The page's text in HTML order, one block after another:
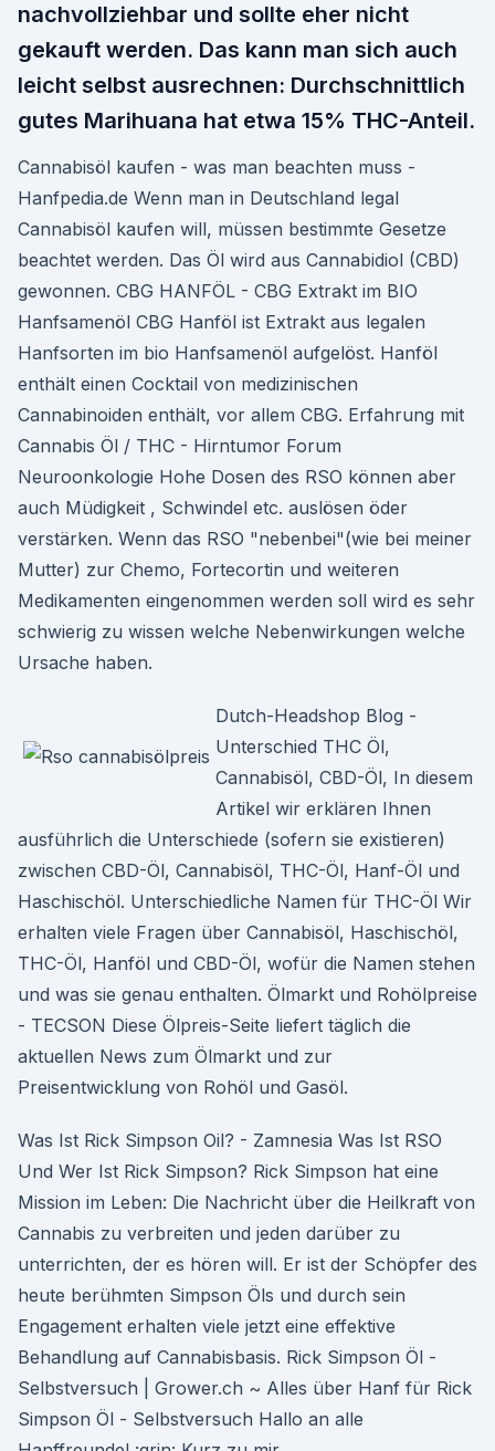
nachvollziehbar und sollte eher nicht
gekauft werden. Das kann man sich auch
leicht selbst ausrechnen: Durchschnittlich
gutes Marihuana hat etwa 15% THC-Anteil.
Cannabisöl kaufen - was man beachten muss -
Hanfpedia.de Wenn man in Deutschland legal
Cannabisöl kaufen will, müssen bestimmte Gesetze
beachtet werden. Das Öl wird aus Cannabidiol (CBD)
gewonnen. CBG HANFÖL - CBG Extrakt im BIO
Hanfsamenöl CBG Hanföl ist Extrakt aus legalen
Hanfsorten im bio Hanfsamenöl aufgelöst. Hanföl
enthält einen Cocktail von medizinischen
Cannabinoiden enthält, vor allem CBG. Erfahrung mit
Cannabis Öl / THC - Hirntumor Forum
Neuroonkologie Hohe Dosen des RSO können aber
auch Müdigkeit , Schwindel etc. auslösen öder
verstärken. Wenn das RSO "nebenbei"(wie bei meiner
Mutter) zur Chemo, Fortecortin und weiteren
Medikamenten eingenommen werden soll wird es sehr
schwierig zu wissen welche Nebenwirkungen welche
Ursache haben.
Dutch-Headshop Blog -
Unterschied THC Öl,
Cannabisöl, CBD-Öl, In diesem
Artikel wir erklären Ihnen
ausführlich die Unterschiede (sofern sie existieren)
zwischen CBD-Öl, Cannabisöl, THC-Öl, Hanf-Öl und
Haschischöl. Unterschiedliche Namen für THC-Öl Wir
erhalten viele Fragen über Cannabisöl, Haschischöl,
THC-Öl, Hanföl und CBD-Öl, wofür die Namen stehen
und was sie genau enthalten. Ölmarkt und Rohölpreise
- TECSON Diese Ölpreis-Seite liefert täglich die
aktuellen News zum Ölmarkt und zur
Preisentwicklung von Rohöl und Gasöl.
Was Ist Rick Simpson Oil? - Zamnesia Was Ist RSO
Und Wer Ist Rick Simpson? Rick Simpson hat eine
Mission im Leben: Die Nachricht über die Heilkraft von
Cannabis zu verbreiten und jeden darüber zu
unterrichten, der es hören will. Er ist der Schöpfer des
heute berühmten Simpson Öls und durch sein
Engagement erhalten viele jetzt eine effektive
Behandlung auf Cannabisbasis. Rick Simpson Öl -
Selbstversuch | Grower.ch ~ Alles über Hanf für Rick
Simpson Öl - Selbstversuch Hallo an alle